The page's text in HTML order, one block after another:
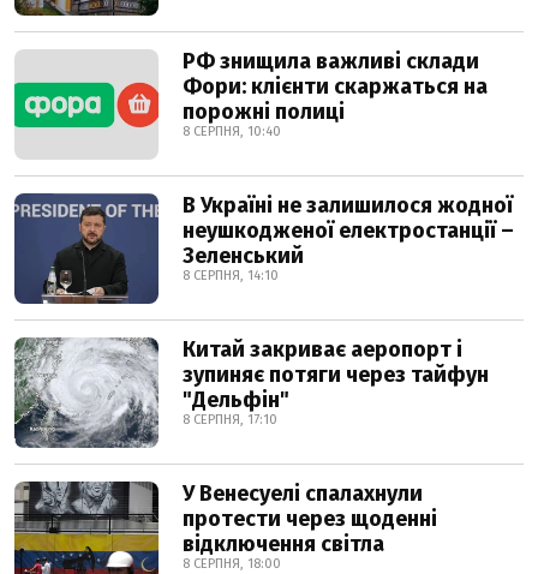
РФ знищила важливі склади
Фори: клієнти скаржаться на
порожні полиці
8 СЕРПНЯ, 10:40
В Україні не залишилося жодної
неушкодженої електростанції –
Зеленський
8 СЕРПНЯ, 14:10
Китай закриває аеропорт і
зупиняє потяги через тайфун
"Дельфін"
8 СЕРПНЯ, 17:10
У Венесуелі спалахнули
протести через щоденні
відключення світла
8 СЕРПНЯ, 18:00